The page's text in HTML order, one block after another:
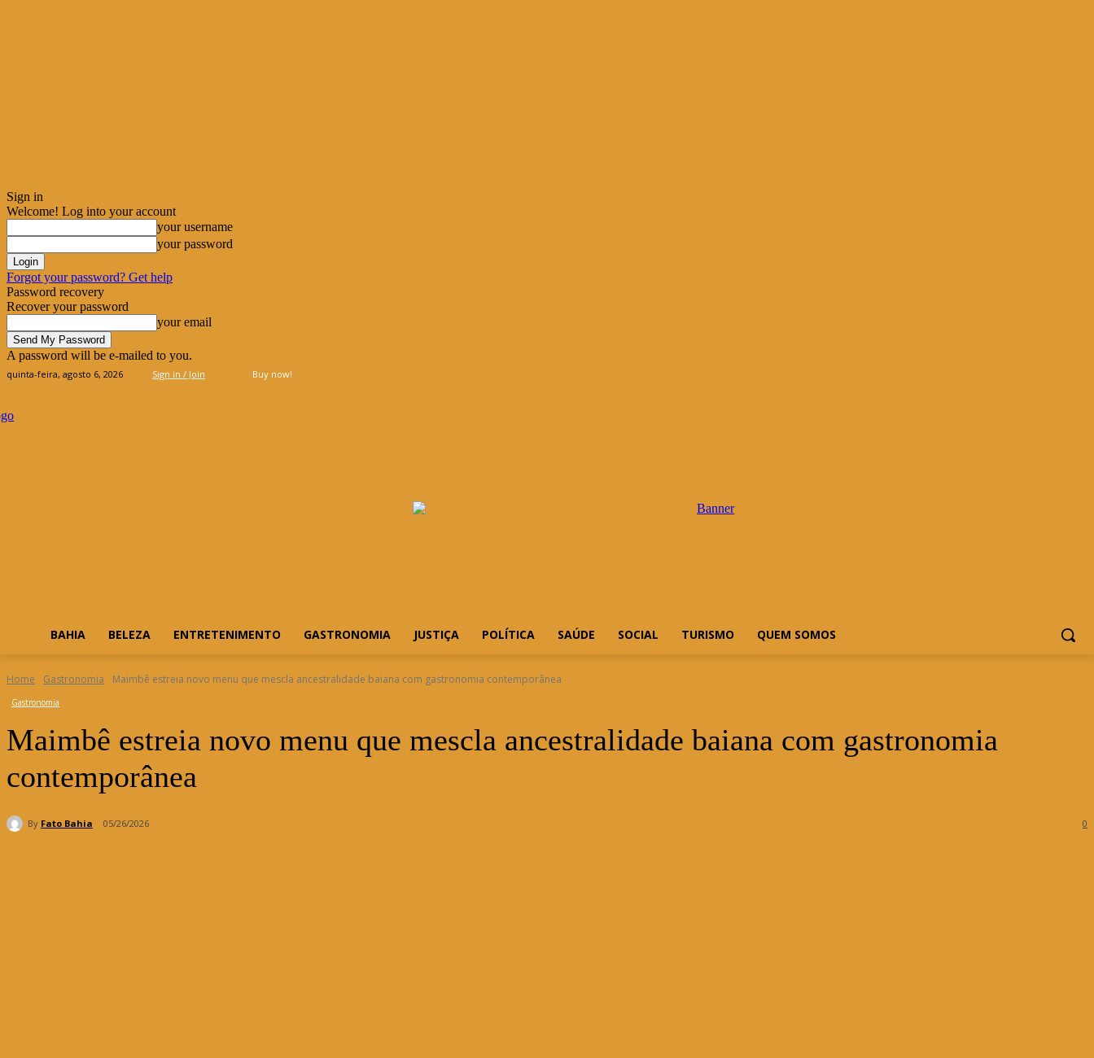
Sign in
Welcome! Log into your account
your username
your password
Forgot your password? Get help
Password recovery
Recover your password
your email
A password will be e-mailed to you.
quinta-feira, agosto 6, 2026 Sign in / Join Buy now!
BAHIA BELEZA ENTRETENIMENTO GASTRONOMIA JUSTIÇA POLÍTICA SAÚDE SOCIAL TURISMO QUEM SOMOS
Home Gastronomia Maimbê estreia novo menu que mescla ancestralidade baiana com gastronomia contemporânea
Gastronomia
Maimbê estreia novo menu que mescla ancestralidade baiana com gastronomia
contemporânea
By Fato Bahia 05/26/2026 0